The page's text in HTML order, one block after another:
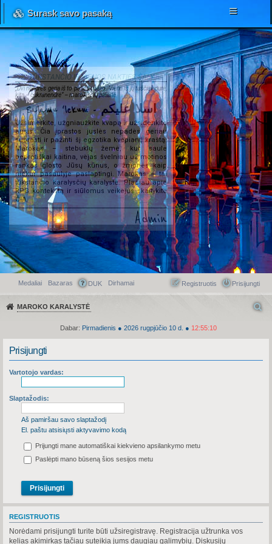
Surask savo pasaką
TŪKSTANČIO IR VIENOS NAKTIES ŠALYJE...
„Dvi nendrės geria iš to paties upelio. Viena iš jų tuščiavidurė,
kita – cukranendrė“ – marokiečių patarlė.
Salamu 'lekum - اسلا عليكم
Užsimerkite, užgniaužkite kvapą ir užsidenkite
ausis. Čia įprastos juslės nepadės geriau
suprasti ir pažinti šį egzotika kvepiantį kraštą.
Marokas – stebuklų žemė, kur saulė
beprotiškai kaitina, vėjas švelniau už motinos
rankas glosto Jūsų kūnus, o žmonės kaip
niekur pasaulyje paslaptingi. Marokas – tai
tūkstančio karalysčių karalystė. Plačiau apie
RPG kontekstą ir siūlomus veikėjus skaitykite
ČIA.
Admin
Greitasis meniu
Medaliai Bazaras DUK Dirhamai Prisijungti
Registruotis
MAROKO KARALYSTĖ
Dabar: Pirmadienis ● 2026 rugpjūčio 10 d. ● 12:55:10
Prisijungti
Vartotojo vardas:
Slaptažodis:
Aš pamiršau savo slaptažodį
El. paštu atsisiųsti aktyvavimo kodą
Prijungti mane automatiškai kiekvieno apsilankymo metu
Paslėpti mano būseną šios sesijos metu
REGISTRUOTIS
Norėdami prisijungti turite būti užsiregistravę. Registracija užtrunka vos
kelias akimirkas tačiau suteikia jums daugiau galimybių. Diskusijų